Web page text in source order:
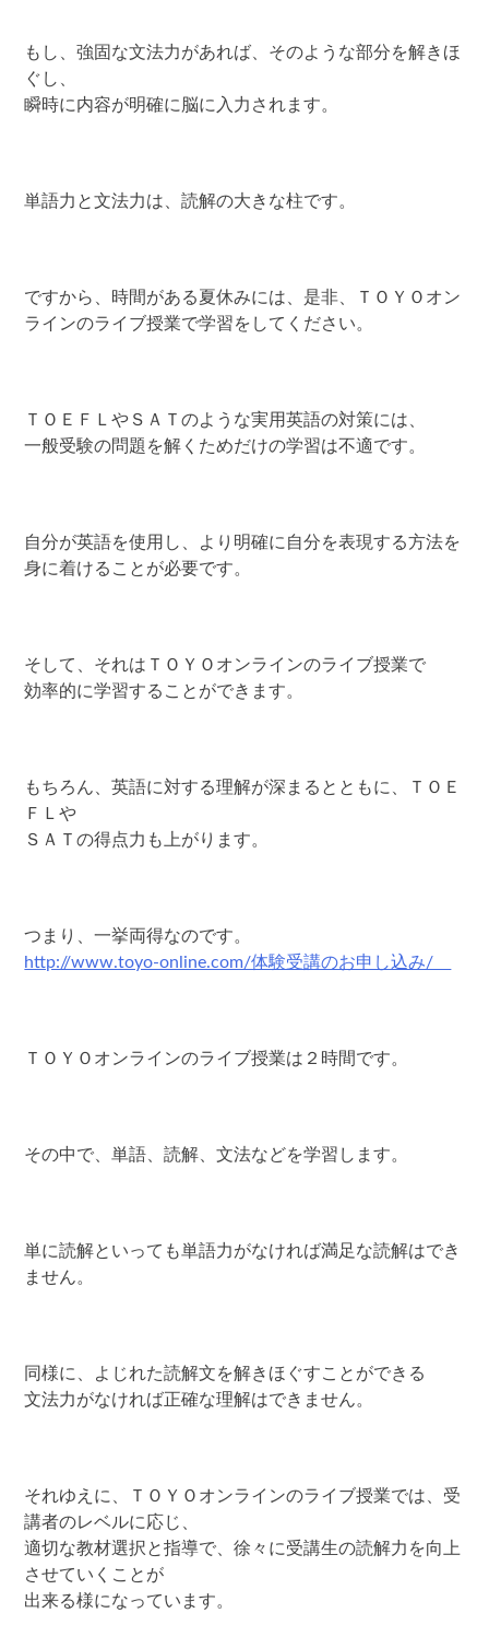
もし、強固な文法力があれば、そのような部分を解きほ
ぐし、
瞬時に内容が明確に脳に入力されます。
単語力と文法力は、読解の大きな柱です。
ですから、時間がある夏休みには、是非、ＴＯＹＯオン
ラインのライブ授業で学習をしてください。
ＴＯＥＦＬやＳＡＴのような実用英語の対策には、
一般受験の問題を解くためだけの学習は不適です。
自分が英語を使用し、より明確に自分を表現する方法を
身に着けることが必要です。
そして、それはＴＯＹＯオンラインのライブ授業で
効率的に学習することができます。
もちろん、英語に対する理解が深まるとともに、ＴＯＥ
ＦＬや
ＳＡＴの得点力も上がります。
つまり、一挙両得なのです。
http://www.toyo-online.com/体験受講のお申し込み/
ＴＯＹＯオンラインのライブ授業は２時間です。
その中で、単語、読解、文法などを学習します。
単に読解といっても単語力がなければ満足な読解はでき
ません。
同様に、よじれた読解文を解きほぐすことができる
文法力がなければ正確な理解はできません。
それゆえに、ＴＯＹＯオンラインのライブ授業では、受
講者のレベルに応じ、
適切な教材選択と指導で、徐々に受講生の読解力を向上
させていくことが
出来る様になっています。